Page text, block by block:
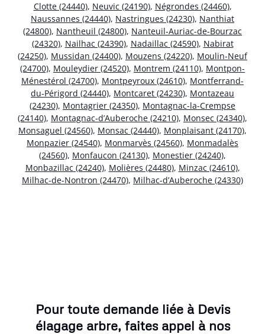
Clotte (24440), Neuvic (24190), Négrondes (24460),
Naussannes (24440), Nastringues (24230), Nanthiat
(24800), Nantheuil (24800), Nanteuil-Auriac-de-Bourzac
(24320), Nailhac (24390), Nadaillac (24590), Nabirat
(24250), Mussidan (24400), Mouzens (24220), Moulin-Neuf
(24700), Mouleydier (24520), Montrem (24110), Montpon-
Ménestérol (24700), Montpeyroux (24610), Montferrand-
du-Périgord (24440), Montcaret (24230), Montazeau
(24230), Montagrier (24350), Montagnac-la-Crempse
(24140), Montagnac-d’Auberoche (24210), Monsec (24340),
Monsaguel (24560), Monsac (24440), Monplaisant (24170),
Monpazier (24540), Monmarvès (24560), Monmadalès
(24560), Monfaucon (24130), Monestier (24240),
Monbazillac (24240), Molières (24480), Minzac (24610),
Milhac-de-Nontron (24470), Milhac-d’Auberoche (24330)
Pour toute demande liée à Devis
élagage arbre, faites appel à nos